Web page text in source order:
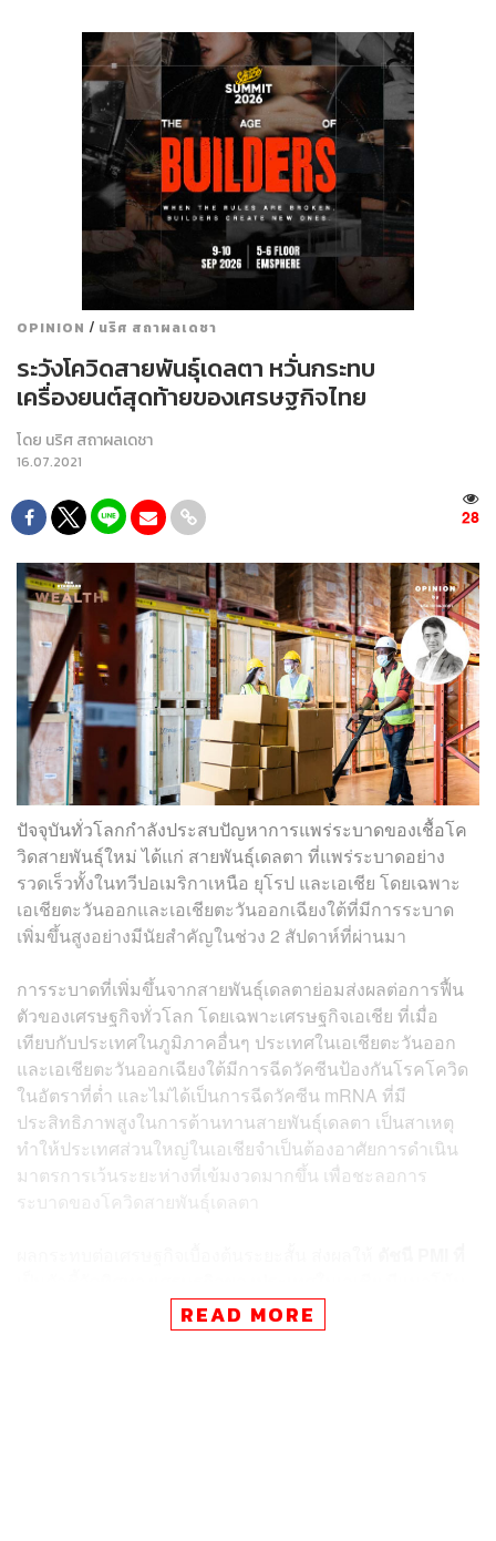
OPINION / นริศ สถาผลเดชา
ระวังโควิดสายพันธุ์เดลตา หวั่นกระทบ
เครื่องยนต์สุดท้ายของเศรษฐกิจไทย
โดย นริศ สถาผลเดชา
16.07.2021
28
ปัจจุบันทั่วโลกกำลังประสบปัญหาการแพร่ระบาดของเชื้อโค
วิดสายพันธุ์ใหม่ ได้แก่ สายพันธุ์เดลตา ที่แพร่ระบาดอย่าง
รวดเร็วทั้งในทวีปอเมริกาเหนือ ยุโรป และเอเชีย โดยเฉพาะ
เอเชียตะวันออกและเอเชียตะวันออกเฉียงใต้ที่มีการระบาด
เพิ่มขึ้นสูงอย่างมีนัยสำคัญในช่วง 2 สัปดาห์ที่ผ่านมา
การระบาดที่เพิ่มขึ้นจากสายพันธุ์เดลตาย่อมส่งผลต่อการฟื้น
ตัวของเศรษฐกิจทั่วโลก โดยเฉพาะเศรษฐกิจเอเชีย ที่เมื่อ
เทียบกับประเทศในภูมิภาคอื่นๆ ประเทศในเอเชียตะวันออก
และเอเชียตะวันออกเฉียงใต้มีการฉีดวัคซีนป้องกันโรคโควิด
ในอัตราที่ต่ำ และไม่ได้เป็นการฉีดวัคซีน mRNA ที่มี
ประสิทธิภาพสูงในการต้านทานสายพันธุ์เดลตา เป็นสาเหตุ
ทำให้ประเทศส่วนใหญ่ในเอเชียจำเป็นต้องอาศัยการดำเนิน
มาตรการเว้นระยะห่างที่เข้มงวดมากขึ้น เพื่อชะลอการ
ระบาดของโควิดสายพันธุ์เดลตา
ถดถอยลงในช่วงเดือนมิถุนายน 2564 ที่ผ่านมา
ภาคบริการและภาคการผลิต โดยในภาคบริการ ดัชนี PMI
READ MORE